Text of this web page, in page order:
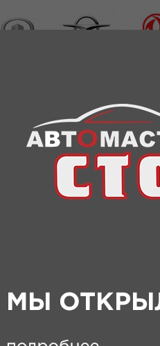
Great Wall» КОЛОДКА ТОРМОЗНАЯ
ЗАДНЯЯ